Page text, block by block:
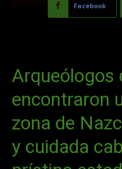
Facebook
Arqueólogos
encontraron
zona de
y cuidada